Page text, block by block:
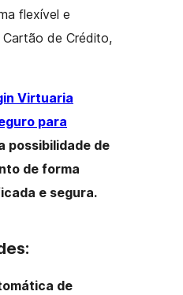
flexível e
Cartão de Crédito,
Virtuaria
para
possibilidade de
de forma
e segura.
de